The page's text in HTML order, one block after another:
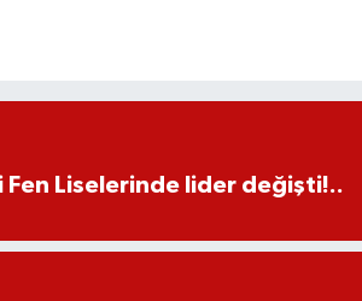
Fen Liselerinde lider değişti!..